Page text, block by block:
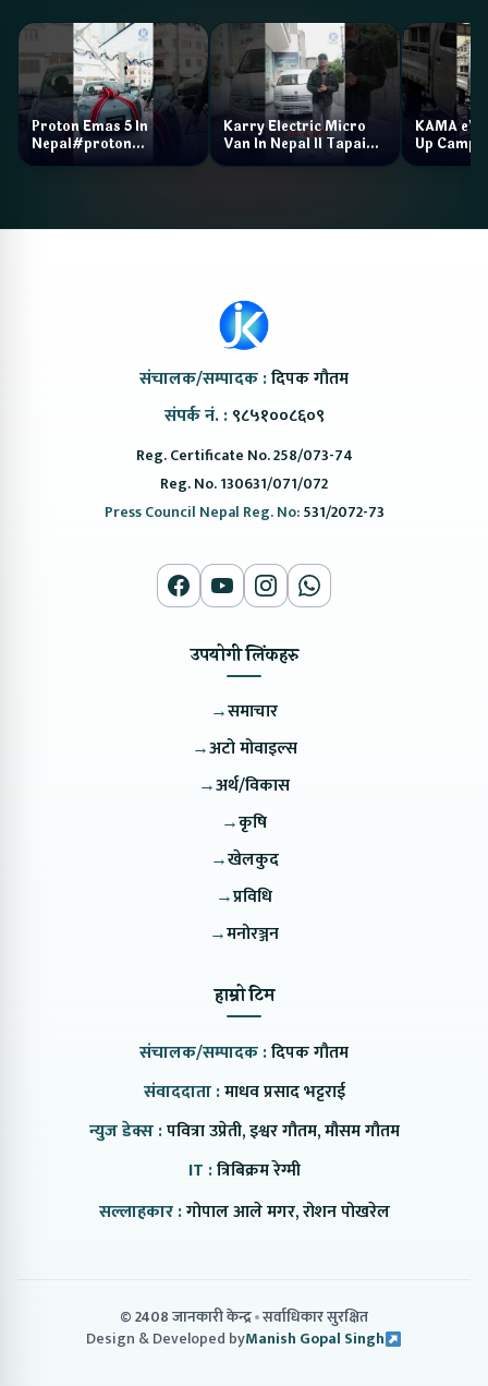
Proton Emas 5 In
Nepal#proton
#protonemas5#protonnepal#evcarnepal
Karry Electric Micro
Van In Nepal II Tapaiko
Bazar II Jankari
KAMA eV
Up Camp
संचालक/सम्पादक :दिपक गौतम
संपर्क नं. : ९८५१००८६०९
Reg. Certificate No. 258/073-74
Reg. No. 130631/071/072
Press Council Nepal Reg. No:531/2072-73
उपयोगी लिंकहरु
→समाचार
→अटो मोवाइल्स
→अर्थ/विकास
→कृषि
→खेलकुद
→प्रविधि
→मनोरञ्जन
हाम्रो टिम
संचालक/सम्पादक :दिपक गौतम
संवाददाता :माधव प्रसाद भट्टराई
न्युज डेक्स :पवित्रा उप्रेती, इश्वर गौतम, मौसम गौतम
IT :त्रिबिक्रम रेग्मी
सल्लाहकार :गोपाल आले मगर, रोशन पोखरेल
© 2408 जानकारी केन्द्र सर्वाधिकार सुरक्षित
Design & Developed byManish Gopal Singh